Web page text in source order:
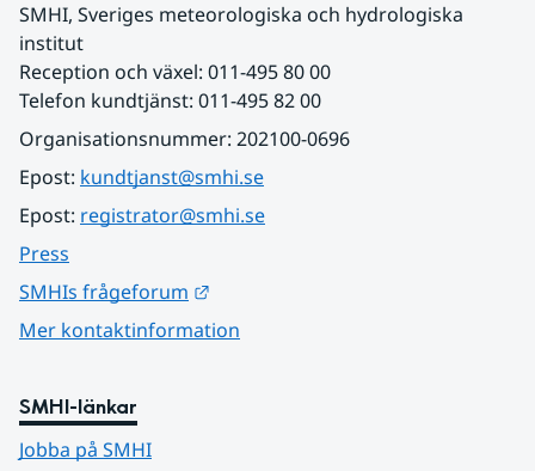
SMHI, Sveriges meteorologiska och hydrologiska
institut
Reception och växel: 011-495 80 00
Telefon kundtjänst: 011-495 82 00
Organisationsnummer: 202100-0696
Epost: kundtjanst@smhi.se
Epost: registrator@smhi.se
Press
SMHIs frågeforum
Mer kontaktinformation
SMHI-länkar
Jobba på SMHI